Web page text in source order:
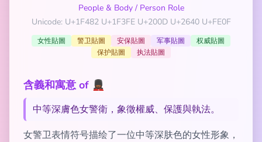
People & Body/ Person Role
Unicode: U+1F482 U+1F3FE U+200D U+2640 U+FE0F
女性貼圖 警卫貼圖 安保貼圖 军事貼圖
权威貼圖
保护貼圖
执法貼圖
含義和寓意 of 💂🏾‍♀️
中等深膚色女警衛，象徵權威、保護與執法。
女警卫表情符号描绘了一位中等深肤色的女性形象，